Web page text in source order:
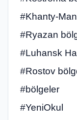
#Khanty-
#Ryazan
#Luhansk
#Rostov
#bölgeler
#YeniOkul